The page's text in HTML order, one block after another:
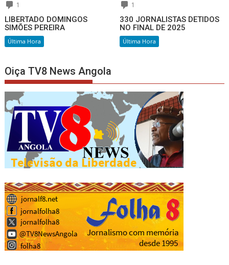
1
LIBERTADO DOMINGOS
SIMÕES PEREIRA
Última Hora
1
330 JORNALISTAS DETIDOS
NO FINAL DE 2025
Última Hora
Oiça TV8 News Angola